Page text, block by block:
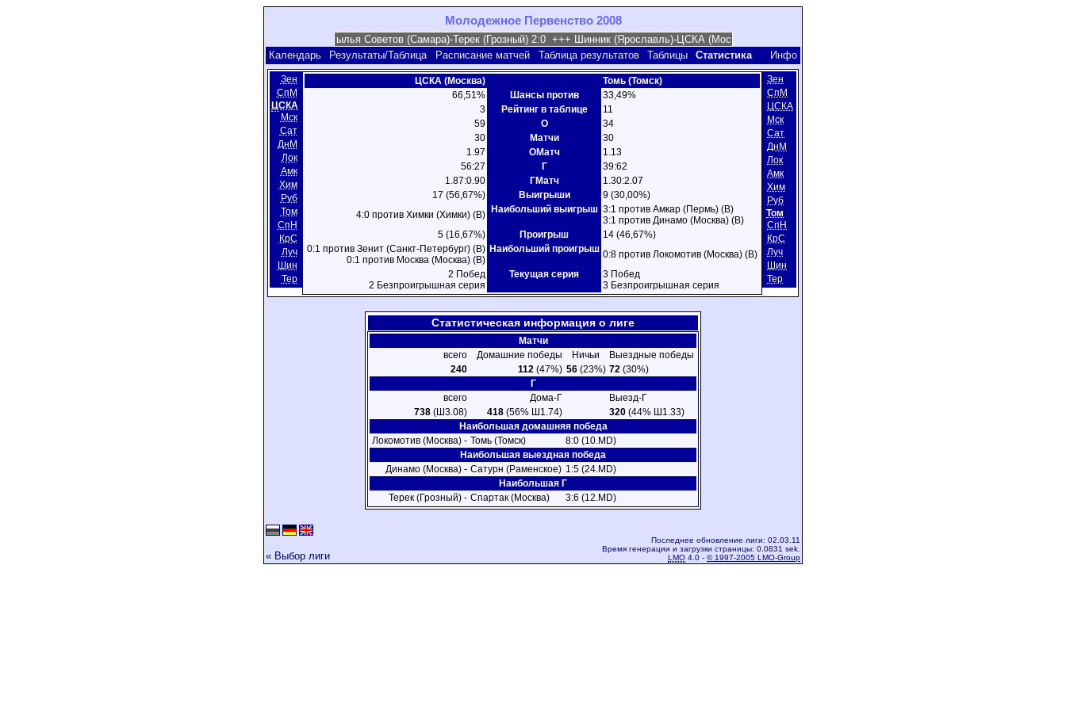
Молодежное Первенство 2008
Календарь Результаты/Таблица Расписание матчей Таблица результатов Таблицы Статистика Инфо
Зен
СпМ
ЦСКА
Мск
Сат
ДнМ
Лок
Амк
Хим
Руб
Том
СпН
КрС
Луч
Шин
Тер
ЦСКА (Москва)
Томь (Томск)
66,51%
Шансы против
33,49%
3
Рейтинг в таблице
11
59
О
34
30
Матчи
30
1.97
ОМатч
1.13
56:27
Г
39:62
1.87:0.90
ГМатч
1.30:2.07
17 (56,67%)
Выигрыши
9 (30,00%)
4:0 против Химки (Химки) (В)
Наибольший выигрыш 3:1 против Амкар (Пермь) (В)
3:1 против Динамо (Москва) (В)
5 (16,67%)
Проигрыш
14 (46,67%)
0:1 против Зенит (Санкт-Петербург) (В)
0:1 против Москва (Москва) (В)
Наибольший проигрыш 0:8 против Локомотив (Москва) (В)
2 Побед
2 Безпроигрышная серия
Текущая серия
3 Побед
3 Безпроигрышная серия
Зен
СпМ
ЦСКА
Мск
Сат
ДнМ
Лок
Амк
Хим
Руб
Том
СпН
КрС
Луч
Шин
Тер
Статистическая информация о лиге
Матчи
всего
Домашние победы Ничьи
Выездные победы
240
112(47%) 56(23%) 72 (30%)
Г
всего
Дома-Г
Выезд-Г
738(Ш3.08) 418(56% Ш1.74) 320 (44% Ш1.33)
Наибольшая домашняя победа
Локомотив (Москва) - Томь (Томск)
8:0 (10.MD)
Наибольшая выездная победа
Динамо (Москва) - Сатурн (Раменское) 1:5 (24.MD)
Наибольшая Г
Терек (Грозный) - Спартак (Москва) 3:6 (12.MD)
« Выбор лиги
Последнее обновление лиги: 02.03.11
Время генерации и загрузки страницы: 0.0831 sek.
LMO 4.0 - © 1997-2005 LMO-Group